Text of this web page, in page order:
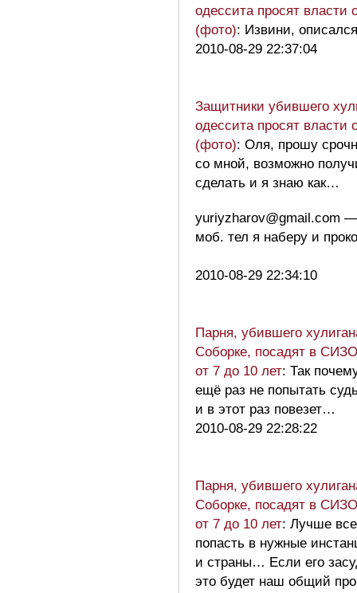
одессита просят власти
(фото): Извини,
2010-08-29 22:37:04
Защитники убившего
одессита просят власти
(фото): Оля, прошу
со мной, возможно
сделать и я знаю как…
yuriyzharov@gmail.com
моб. тел я наберу и
2010-08-29 22:34:10
Парня, убившего
Соборке, посадят в
от 7 до 10 лет: Так
ещё раз не попытать
и в этот раз повезет…
2010-08-29 22:28:22
Парня, убившего
Соборке, посадят в
от 7 до 10 лет: Лучше
попасть в нужные
и страны… Если его
это будет наш общий